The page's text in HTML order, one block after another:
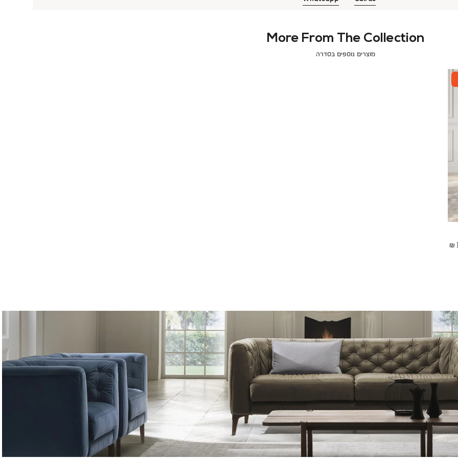
More From The Collection
מוצרים נוספים בסדרה